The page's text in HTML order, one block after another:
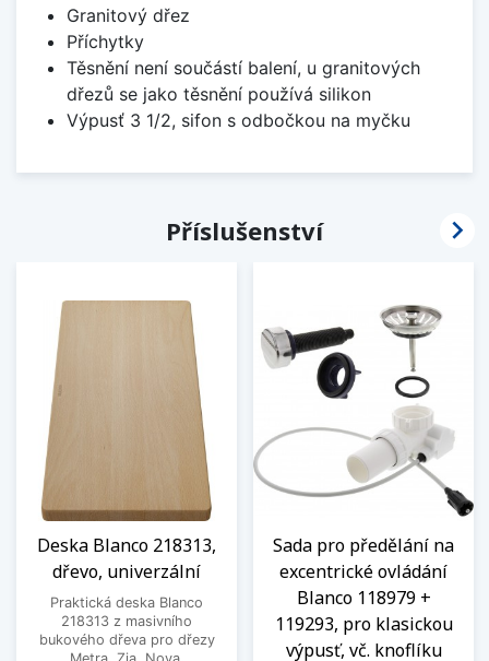
Granitový dřez
Příchytky
Těsnění není součástí balení, u granitových
dřezů se jako těsnění používá silikon
Výpusť 3 1/2, sifon s odbočkou na myčku
Příslušenství
Deska Blanco 218313,
dřevo, univerzální
Praktická deska Blanco
218313 z masivního
bukového dřeva pro dřezy
Sada pro předělání na
excentrické ovládání
Blanco 118979 +
119293, pro klasickou
výpusť, vč. knoflíku
